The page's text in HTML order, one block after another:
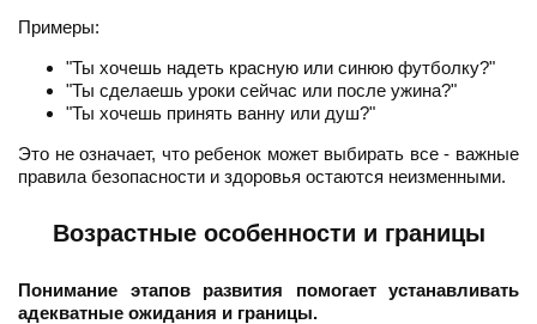
Примеры:
"Ты хочешь надеть красную или синюю футболку?"
"Ты сделаешь уроки сейчас или после ужина?"
"Ты хочешь принять ванну или душ?"
Это не означает, что ребенок может выбирать все - важные
правила безопасности и здоровья остаются неизменными.
Возрастные особенности и границы
Понимание этапов развития помогает устанавливать
адекватные ожидания и границы.